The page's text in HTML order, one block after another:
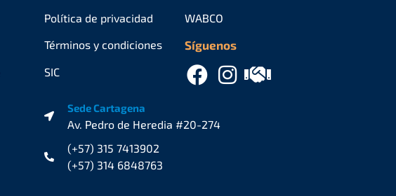
Política de privacidad
Términos y condiciones
SIC
Síguenos
WABCO
Sede Cartagena
Av. Pedro de Heredia #20-274
(+57) 315 7413902
(+57) 314 6848763